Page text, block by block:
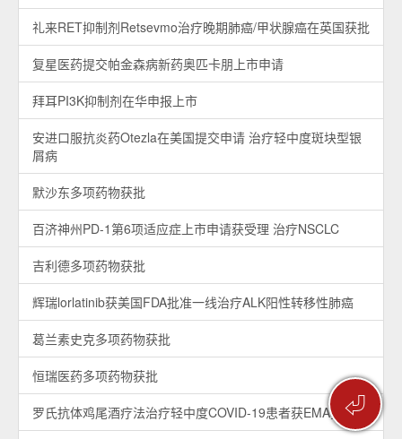
⏎
礼来RET抑制剂Retsevmo治疗晚期肺癌/甲状腺癌在英国获批
复星医药提交帕金森病新药奥匹卡朋上市申请
拜耳PI3K抑制剂在华申报上市
安进口服抗炎药Otezla在美国提交申请 治疗轻中度斑块型银
屑病
默沙东多项药物获批
百济神州PD-1第6项适应症上市申请获受理 治疗NSCLC
吉利德多项药物获批
辉瑞lorlatinib获美国FDA批准一线治疗ALK阳性转移性肺癌
葛兰素史克多项药物获批
恒瑞医药多项药物获批
罗氏抗体鸡尾酒疗法治疗轻中度COVID-19患者获EMA推荐